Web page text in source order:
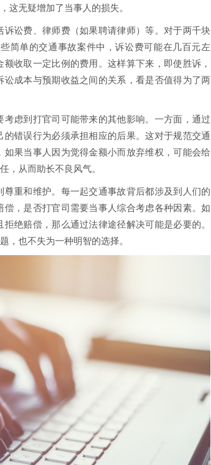
这无疑增加了当事人的损失。
讼费、律师费（如果聘请律师）等。对于两千块
简单的交通事故案件中，诉讼费可能在几百元左
收取一定比例的费用。这样算下来，即使胜诉，
成本与预期收益之间的关系，看是否值得为了两
虑到打官司可能带来的其他影响。一方面，通过
错误行为必须承担相应的后果。这对于规范交通
果当事人因为觉得金额小而放弃维权，可能会给
，从而助长不良风气。
重和维护。每一起交通事故背后都涉及到人们的
，是否打官司需要当事人综合考虑各种因素。如
绝赔偿，那么通过法律途径解决可能是必要的。
，也不失为一种明智的选择。